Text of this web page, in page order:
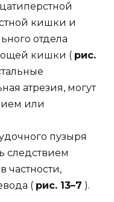
кишки и
отдела
кишки ( рис.
атрезия, могут
или
пузыря
следствием
частности,
( рис. 13–7 ).